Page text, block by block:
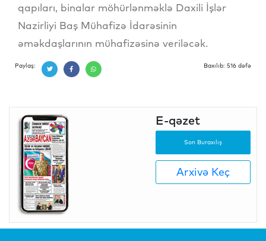
qapıları, binalar möhürlənməklə Daxili İşlər
Nazirliyi Baş Mühafizə İdarəsinin
əməkdaşlarının mühafizəsinə veriləcək.
Paylaş: Baxılıb: 516 dəfə
E-qəzet
Son Buraxılış
Arxivə Keç